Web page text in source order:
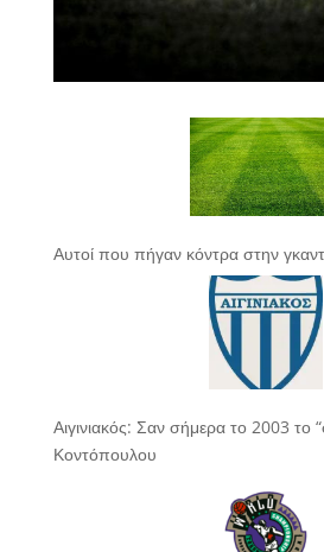
Αυτοί που πήγαν κόντρα στην
Αιγινιακός: Σαν σήμερα το 2003 το
Κοντόπουλου